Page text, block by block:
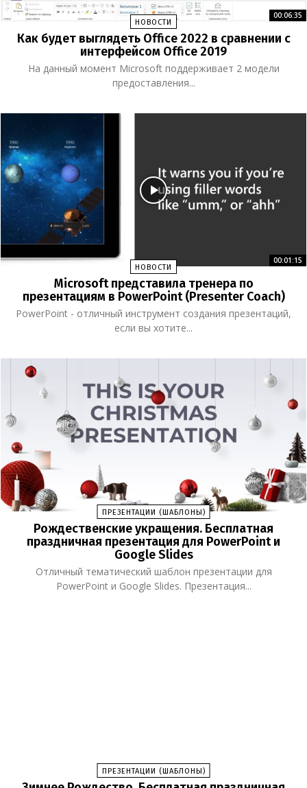
НОВОСТИ
00:06:35
Как будет выглядеть Office 2022 в сравнении с
интерфейсом Office 2019
На данный момент Microsoft поддерживает 2 модели
предоставления...
НОВОСТИ
00:01:15
Microsoft представила тренера по
презентациям в PowerPoint (Presenter Coach)
PowerPoint - отличный инструмент создания презентаций,
если вы хотите...
ПРЕЗЕНТАЦИИ (ШАБЛОНЫ)
Рождественские укращения. Бесплатная
праздничная презентация для PowerPoint и
Google Slides
Отличный тематический шаблон презентации для
PowerPoint и Google Slides. Презентация...
ПРЕЗЕНТАЦИИ (ШАБЛОНЫ)